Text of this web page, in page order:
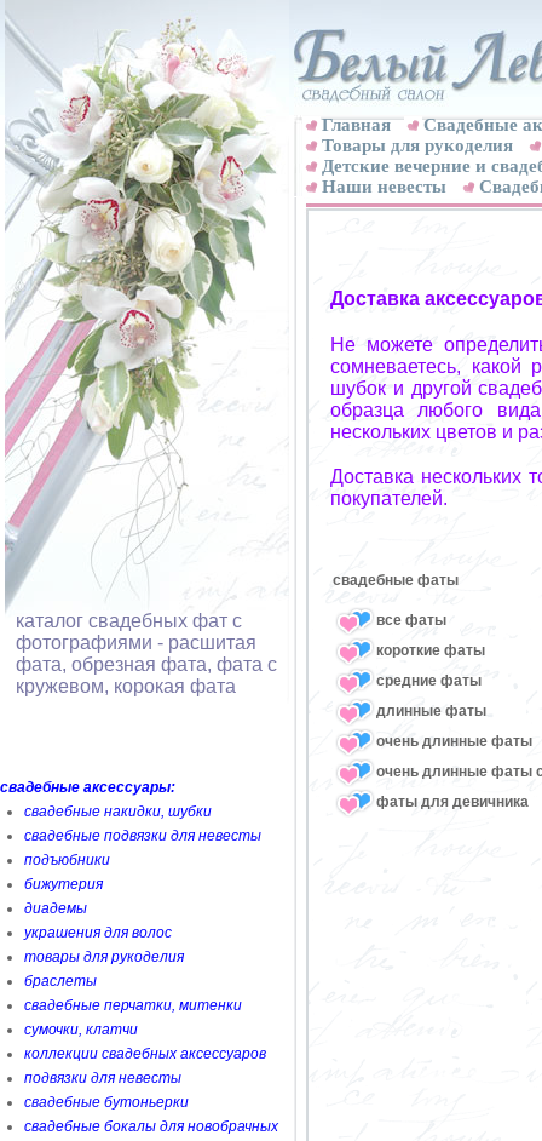
каталог свадебных фат с
фотографиями - расшитая
фата, обрезная фата, фата с
кружевом, корокая фата
свадебные аксессуары:
свадебные накидки, шубки
свадебные подвязки для невесты
подъюбники
бижутерия
диадемы
украшения для волос
товары для рукоделия
браслеты
свадебные перчатки, митенки
сумочки, клатчи
коллекции свадебных аксессуаров
подвязки для невесты
свадебные бутоньерки
свадебные бокалы для новобрачных
Главная
Свадебные
Товары для рукоделия
Детские вечерние и
Наши невесты
Доставка
Не можете
сомневаетесь, какой
шубок и другой
образца любого
нескольких цветов и
Доставка нескольких
покупателей.
свадебные фаты
все фаты
короткие фаты
средние фаты
длинные фаты
очень длинные фаты
очень длинные фаты
фаты для девичника